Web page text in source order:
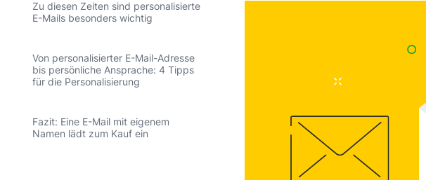
Zu diesen Zeiten sind personalisierte
E-Mails besonders wichtig
Von personalisierter E-Mail-Adresse
bis persönliche Ansprache: 4 Tipps
für die Personalisierung
Fazit: Eine E-Mail mit eigenem
Namen lädt zum Kauf ein